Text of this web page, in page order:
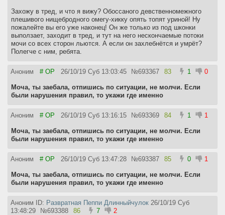
Захожу в тред, и что я вижу? Обоссаного девственномежного
плешивого нищебродного омегу-хикку опять топят уриной! Ну
пожалейте вы его уже наконец! Он же только из под шконки
выползает, заходит в тред, и тут на него нескончаемые потоки
мочи со всех сторон льются. А если он захлебнётся и умрёт?
Полегче с ним, ребята.
Аноним # OP 26/10/19 Суб 13:03:45 №693367 83 1 0
Моча, ты заебала, отпишись по ситуации, не молчи. Если
были нарушения правил, то укажи где именно
Аноним # OP 26/10/19 Суб 13:16:15 №693369 84 1 1
Моча, ты заебала, отпишись по ситуации, не молчи. Если
были нарушения правил, то укажи где именно
Аноним # OP 26/10/19 Суб 13:47:28 №693387 85 0 1
Моча, ты заебала, отпишись по ситуации, не молчи. Если
были нарушения правил, то укажи где именно
Аноним ID: Развратная Пеппи Длинныйчулок 26/10/19 Суб
13:48:29
№693388 86 7 2